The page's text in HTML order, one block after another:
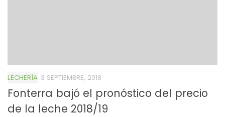
LECHERÍA 3 SEPTIEMBRE, 2018
Fonterra bajó el pronóstico del precio
de la leche 2018/19